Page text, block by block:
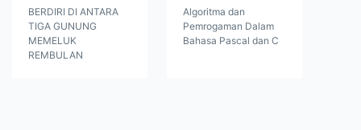
BERDIRI DI ANTARA
TIGA GUNUNG
MEMELUK
REMBULAN
Algoritma dan
Pemrogaman Dalam
Bahasa Pascal dan C